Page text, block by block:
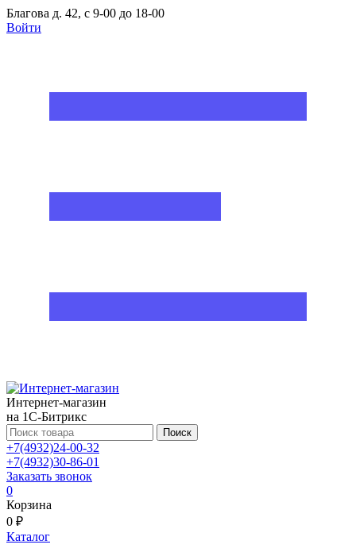
Благова д. 42, с 9-00 до 18-00
Войти
Интернет-магазин
на 1С-Битрикс
Поиск
+7(4932)24-00-32
+7(4932)30-86-01
Заказать звонок
0
Корзина
0 ₽
Каталог